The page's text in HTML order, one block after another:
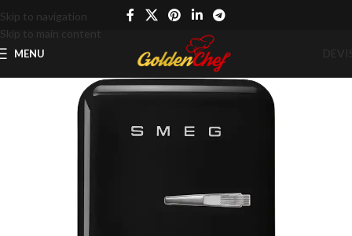
Skip to navigation
Skip to main content
MENU